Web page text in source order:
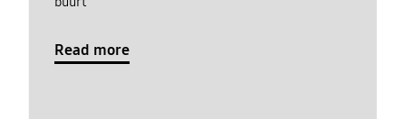
Read more